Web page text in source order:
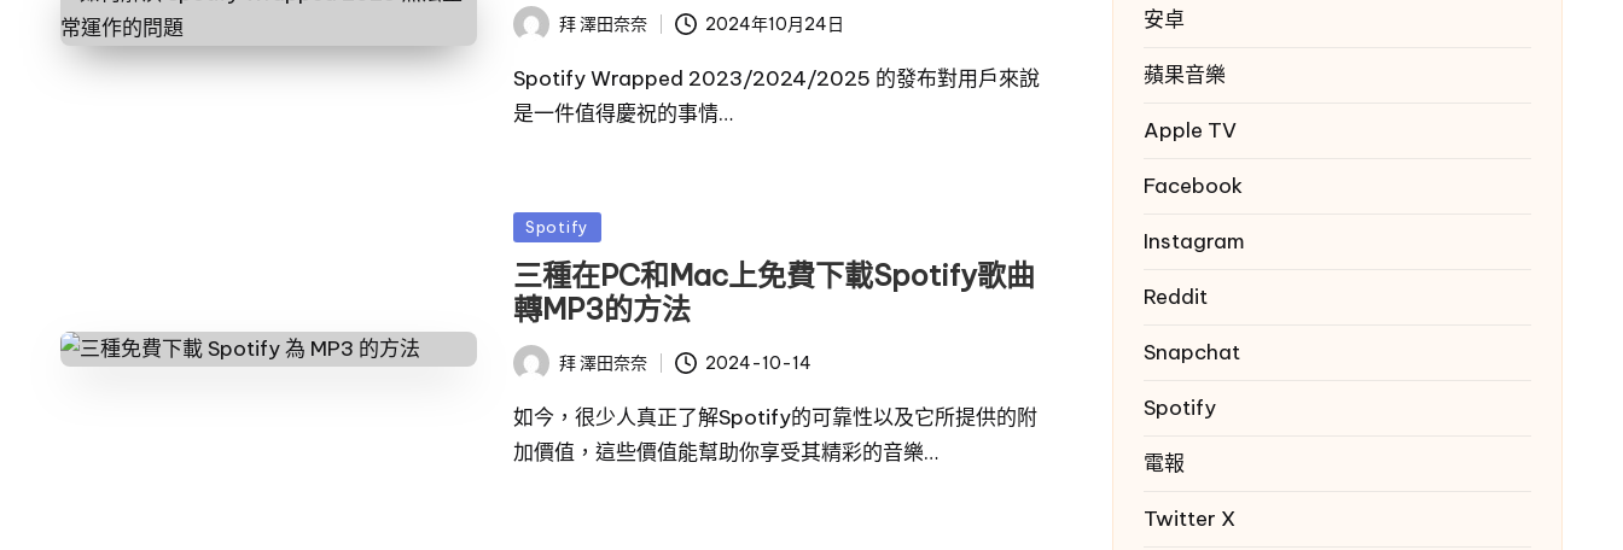
發
者
拜澤田奈奈 2024年10月24日
Spotify Wrapped 2023/2024/2025 的發布對用戶來說
是一件值得慶祝的事情…
發
佈
於
Spotify
三種在PC和Mac上免費下載Spotify歌曲
轉MP3的方法
發
者
拜澤田奈奈 2024-10-14
如今，很少人真正了解Spotify的可靠性以及它所提供的附
加價值，這些價值能幫助你享受其精彩的音樂…
安卓
蘋果音樂
Apple TV
Facebook
Instagram
Reddit
Snapchat
Spotify
電報
Twitter X